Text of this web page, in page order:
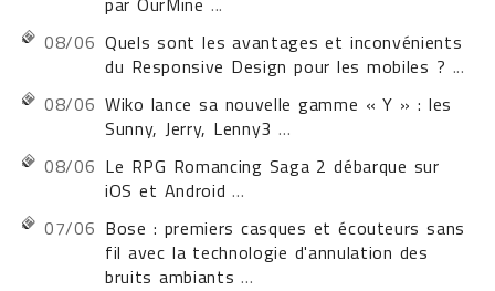
08/06 Quels sont les avantages et inconvénients
du Responsive Design pour les mobiles ? ...
08/06 Wiko lance sa nouvelle gamme « Y » : les
Sunny, Jerry, Lenny3 ...
08/06 Le RPG Romancing Saga 2 débarque sur
iOS et Android ...
07/06 Bose : premiers casques et écouteurs sans
fil avec la technologie d'annulation des
bruits ambiants ...